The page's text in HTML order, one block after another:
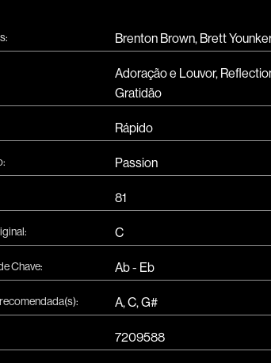
Brenton Brown, Brett
Adoração e Louvor,
Gratidão
Rápido
Passion
81
C
Chave: Ab - Eb
A,C,G#
7209588